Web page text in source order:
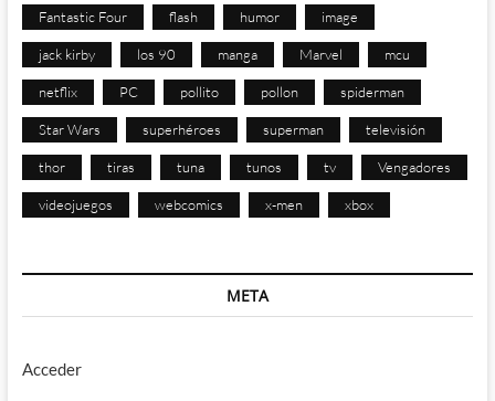
Fantastic Four flash humor image
jack kirby los 90 manga Marvel mcu
netflix PC pollito pollon spiderman
Star Wars superhéroes superman televisión
thor tiras tuna tunos tv Vengadores
videojuegos webcomics x-men xbox
META
Acceder